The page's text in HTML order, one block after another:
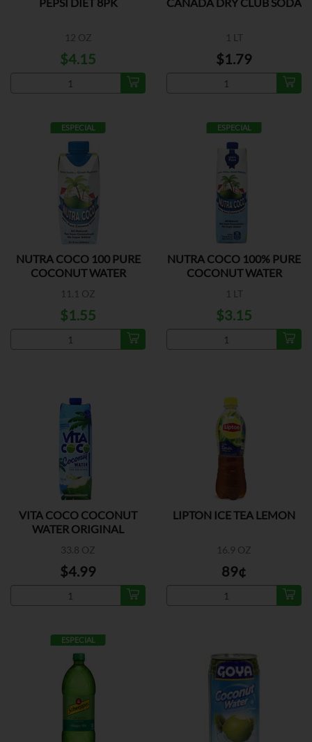
12 OZ
$4.15
1 LT
$1.79
ESPECIAL
NUTRA COCO 100 PURE
COCONUT WATER
11.1 OZ
$1.55
ESPECIAL
NUTRA COCO 100% PURE
COCONUT WATER
1 LT
$3.15
VITA COCO COCONUT
WATER ORIGINAL
33.8 OZ
$4.99
LIPTON ICE TEA LEMON
16.9 OZ
89¢
ESPECIAL